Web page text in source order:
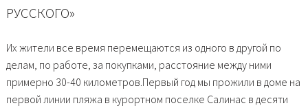
РУССКОГО»
Их жители все время перемещаются из одного в другой по
делам, по работе, за покупками, расстояние между ними
примерно 30-40 километров.Первый год мы прожили в доме на
первой линии пляжа в курортном поселке Салинас в десяти